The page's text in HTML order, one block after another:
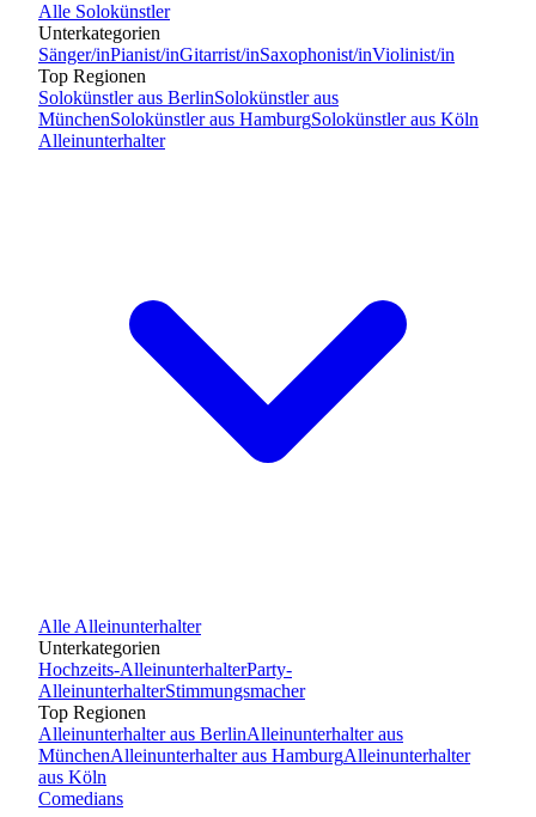
Alle Solokünstler
Unterkategorien
Sänger/inPianist/inGitarrist/inSaxophonist/inViolinist/in
Top Regionen
Solokünstleraus BerlinSolokünstleraus
MünchenSolokünstleraus HamburgSolokünstleraus Köln
Alleinunterhalter
Alle Alleinunterhalter
Unterkategorien
Hochzeits-AlleinunterhalterParty-
AlleinunterhalterStimmungsmacher
Top Regionen
Alleinunterhalteraus BerlinAlleinunterhalteraus
MünchenAlleinunterhalteraus HamburgAlleinunterhalter
aus Köln
Comedians